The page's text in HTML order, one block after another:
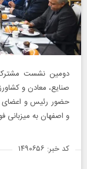
دومین نشست مشترک
حضور رئیس و اعضای
و اصفهان به میزبانی
کد خبر: ۱۴۹۰۶۵۶